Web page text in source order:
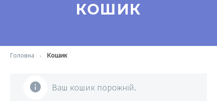
КОШИК
Головна Кошик
Ваш кошик порожній.